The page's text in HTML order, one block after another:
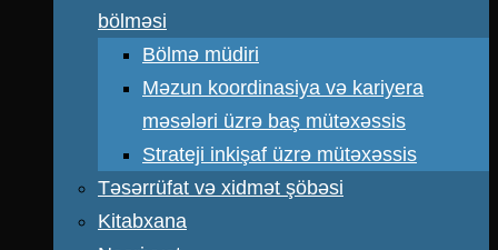
bölməsi
Bölmə müdiri
Məzun koordinasiya və kariyera
məsələri üzrə baş mütəxəssis
Strateji inkişaf üzrə mütəxəssis
Təsərrüfat və xidmət şöbəsi
Kitabxana